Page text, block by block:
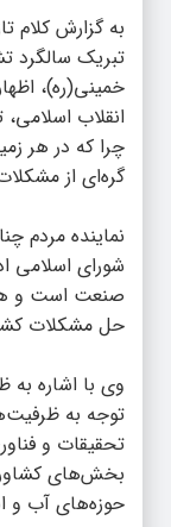
به گزارشکلام
تبریک سالگرد
خمینی(ره)،
انقلاب
چرا که در هر
گره‌ای از
نماینده مردم
شورای اسلامی
صنعت است و هر
حل مشکلات
وی با اشاره به
توجه به
تحقیقات و
بخش‌های
حوزه‌های آب و